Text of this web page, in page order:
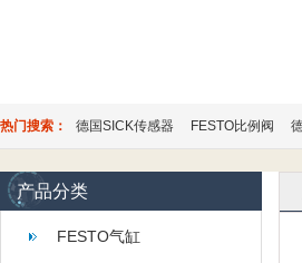
热门搜索： 德国SICK传感器 FESTO比例阀
产品分类
FESTO气缸